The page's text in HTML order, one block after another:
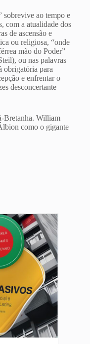
sobrevive ao tempo e
com a atualidade dos
de ascensão e
ou religiosa, “onde
mão do Poder”
ou nas palavras
obrigatória para
e enfrentar o
desconcertante
Bretanha. William
como o gigante